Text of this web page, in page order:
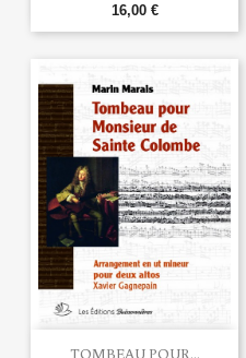
16,00 €
TOMBEAU POUR...